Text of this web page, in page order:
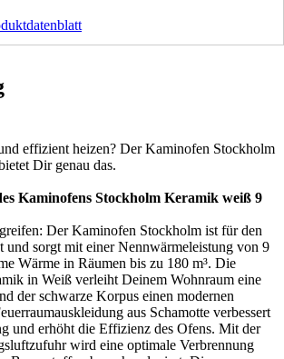
effizient heizen? Der Kaminofen Stockholm
Dir genau das.
Kaminofens Stockholm Keramik weiß 9
Der Kaminofen Stockholm ist für den
und sorgt mit einer Nennwärmeleistung von 9
Wärme in Räumen bis zu 180 m³. Die
in Weiß verleiht Deinem Wohnraum eine
der schwarze Korpus einen modernen
aus Schamotte verbessert
und erhöht die Effizienz des Ofens. Mit der
wird eine optimale Verbrennung